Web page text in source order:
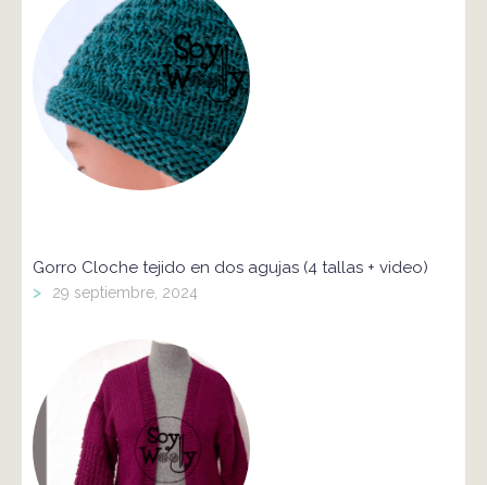
Gorro Cloche tejido en dos agujas (4 tallas + video)
> 29 septiembre, 2024